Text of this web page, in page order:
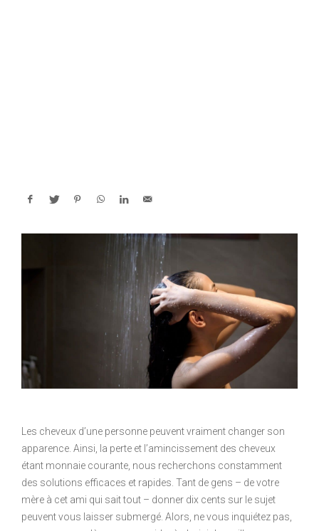
Les cheveux d’une personne peuvent vraiment changer son
apparence. Ainsi, la perte et l’amincissement des cheveux
étant monnaie courante, nous recherchons constamment
des solutions efficaces et rapides. Tant de gens – de votre
mère à cet ami qui sait tout – donner dix cents sur le sujet
peuvent vous laisser submergé. Alors, ne vous inquiétez pas,